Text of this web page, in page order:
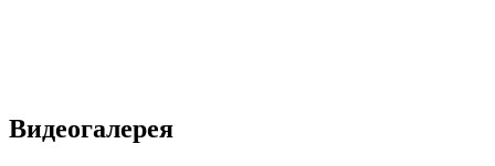
Видеогалерея